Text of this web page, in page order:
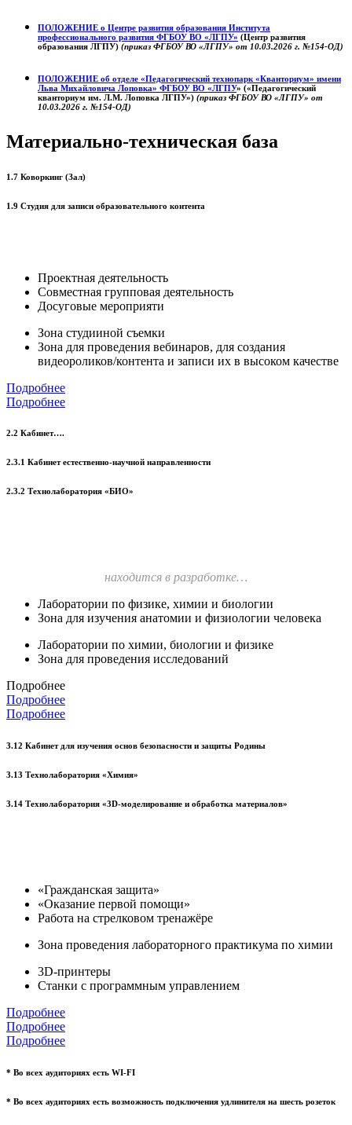
ПОЛОЖЕНИЕ о Центре развития образования Института
профессионального развития ФГБОУ ВО «ЛГПУ» (Центр развития
образования ЛГПУ) (приказ ФГБОУ ВО «ЛГПУ» от 10.03.2026 г. №154-ОД)
ПОЛОЖЕНИЕ об отделе «Педагогический технопарк «Кванториум» имени
Льва Михайловича Лоповка» ФГБОУ ВО «ЛГПУ» («Педагогический
кванториум им. Л.М. Лоповка ЛГПУ») (приказ ФГБОУ ВО «ЛГПУ» от
10.03.2026 г. №154-ОД)
Материально-техническая база
1.7 Коворкинг (Зал)
1.9 Студия для записи образовательного контента
Проектная деятельность
Совместная групповая деятельность
Досуговые мероприяти
Зона студииной съемки
Зона для проведения вебинаров, для создания
видеороликов/контента и записи их в высоком качестве
Подробнее
Подробнее
2.2 Кабинет….
2.3.1 Кабинет естественно-научной направленности
2.3.2 Технолаборатория «БИО»
находится в разработке…
Лаборатории по физике, химии и биологии
Зона для изучения анатомии и физиологии человека
Лаборатории по химии, биологии и физике
Зона для проведения исследований
Подробнее
Подробнее
Подробнее
3.12 Кабинет для изучения основ безопасности и защиты Родины
3.13 Технолаборатория «Химия»
3.14 Технолаборатория «3D-моделирование и обработка материалов»
«Гражданская защита»
«Оказание первой помощи»
Работа на стрелковом тренажёре
Зона проведения лабораторного практикума по химии
3D-принтеры
Станки с программным управлением
Подробнее
Подробнее
Подробнее
* Во всех аудиториях есть WI-FI
* Во всех аудиториях есть возможность подключения удлинителя на шесть розеток